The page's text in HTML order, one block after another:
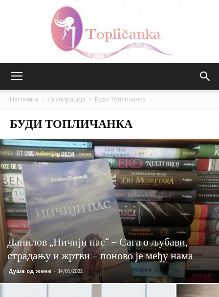
Насловна Инспирација Буди Топличанка
БУДИ ТОПЛИЧАНКА
Данилов „Ничији пас“ – Сага о љубави,
страдању и жртви – поново је међу нама
Душа од жене - 14/01/2022